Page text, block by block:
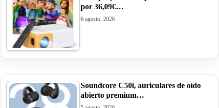
por 36,09€…
6 agosto, 2026
Soundcore C50i, auriculares de oído
abierto premium…